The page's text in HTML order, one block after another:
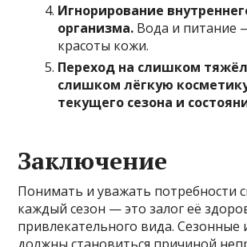
Игнорирование
организма. Вода и питание
красоты кожи.
Переход на слишком
слишком лёгкую
текущего сезона и
Заключение
Понимать и уважать потребности
каждый сезон — это залог её
привлекательного вида. Сезонные